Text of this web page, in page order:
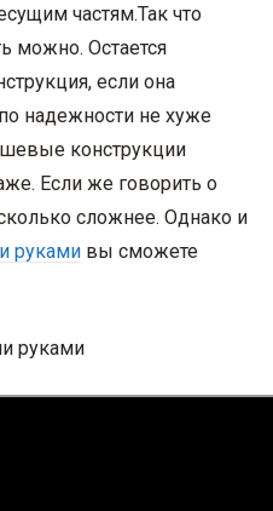
частям.Так что
можно. Остается
если она
надежности не хуже
конструкции
Если же говорить о
сложнее. Однако и
руками вы сможете
руками